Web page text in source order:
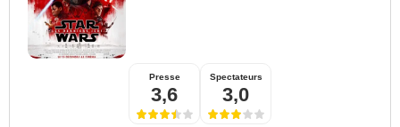
Presse
3,6
Spectateurs
3,0